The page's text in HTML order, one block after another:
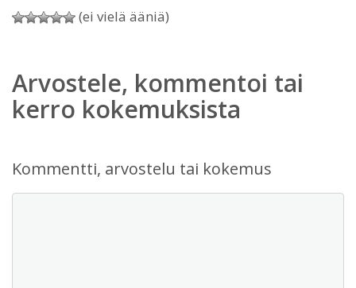
(ei vielä ääniä)
Arvostele, kommentoi tai
kerro kokemuksista
Kommentti, arvostelu tai kokemus